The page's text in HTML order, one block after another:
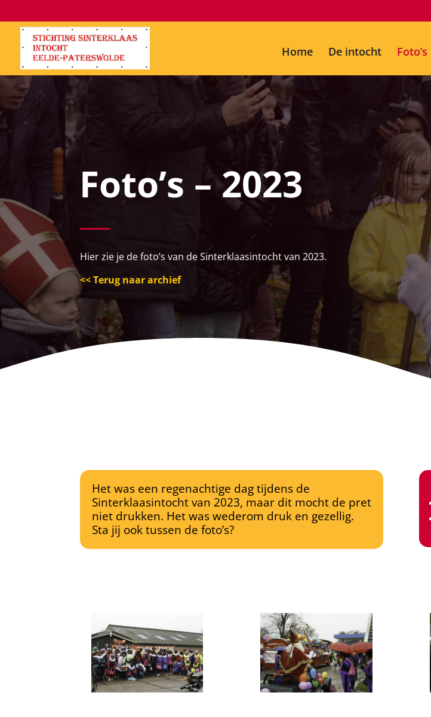
Home De intocht Foto’s
Foto’s – 2023
Hier zie je de foto’s van de Sinterklaasintocht van 2023.
<< Terug naar archief
Het was een regenachtige dag tijdens de
Sinterklaasintocht van 2023, maar dit mocht de pret
niet drukken. Het was wederom druk en gezellig.
Sta jij ook tussen de foto’s?